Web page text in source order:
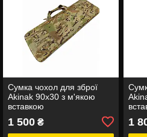
Сумка чохол для зброї
Akinak 90х30 з м'якою
вставкою
1 500₴ 1